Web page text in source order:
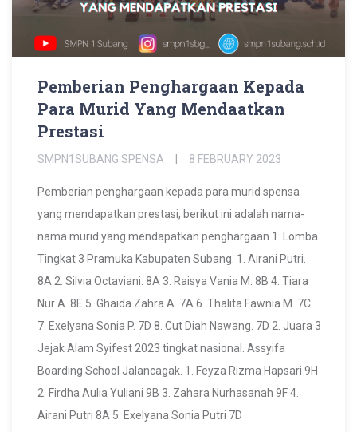
Pemberian Penghargaan Kepada
Para Murid Yang Mendaatkan
Prestasi
SMPN1SUBANG SPENSA 8 FEBRUARY 2023
Pemberian penghargaan kepada para murid spensa
yang mendapatkan prestasi, berikut ini adalah nama-
nama murid yang mendapatkan penghargaan 1. Lomba
Tingkat 3 Pramuka Kabupaten Subang. 1. Airani Putri.
8A 2. Silvia Octaviani. 8A 3. Raisya Vania M. 8B 4. Tiara
Nur A .8E 5. Ghaida Zahra A. 7A 6. Thalita Fawnia M. 7C
7. Exelyana Sonia P. 7D 8. Cut Diah Nawang. 7D 2. Juara 3
Jejak Alam Syifest 2023 tingkat nasional. Assyifa
Boarding School Jalancagak. 1. Feyza Rizma Hapsari 9H
2. Firdha Aulia Yuliani 9B 3. Zahara Nurhasanah 9F 4.
Airani Putri 8A 5. Exelyana Sonia Putri 7D